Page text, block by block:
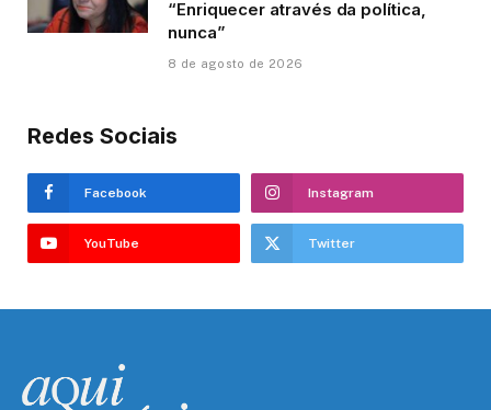
“Enriquecer através da política,
nunca”
8 de agosto de 2026
Redes Sociais
Facebook Instagram
YouTube Twitter